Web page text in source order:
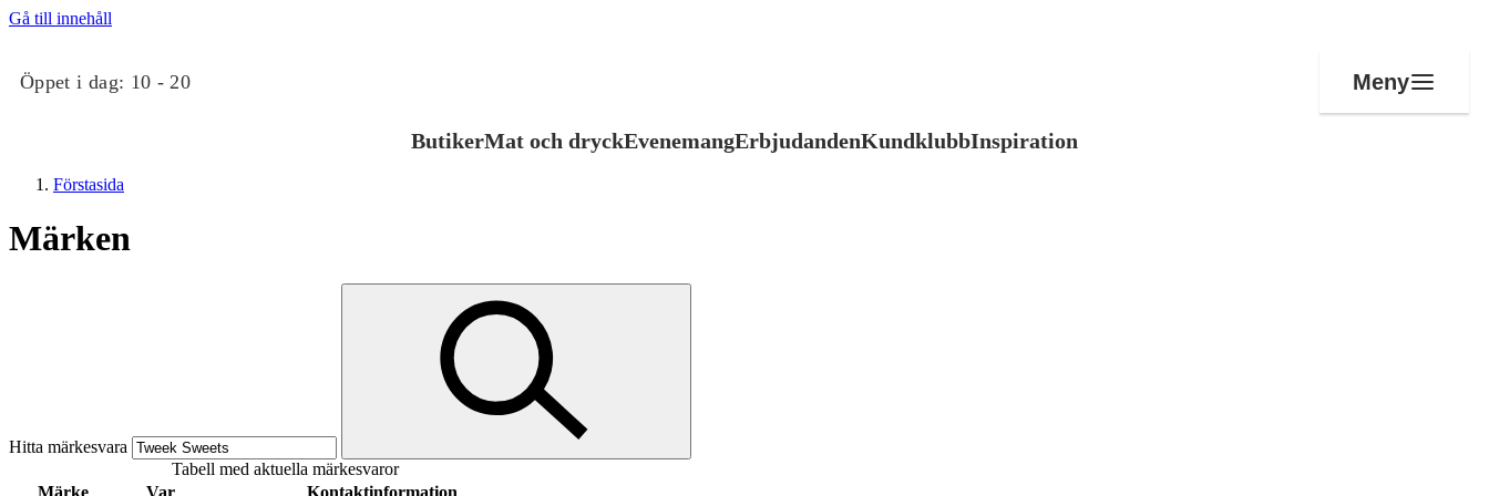
Gå till innehåll
Öppet i dag: 10 - 20 Meny
ButikerMat och dryckEvenemangErbjudandenKundklubbInspiration
Mat och dryck
Förstasida
Märken
Hitta märkesvara
Tabell med aktuella märkesvaror
Märke
Var
Kontaktinformation